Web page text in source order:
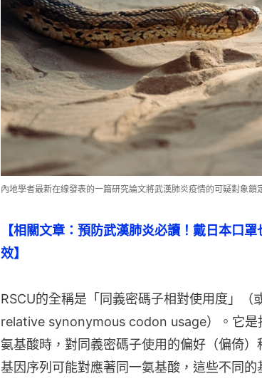
內地學者最新在線發表的一篇研究論文將武漢肺炎疫情的可疑對象鎖
【相關文章：預防武漢肺炎必讀！戴日本口
效】
RSCU的全稱是「同義密碼子相對使用度」（
relative synonymous codon usage）。它是
氨基酸時，對同義密碼子使用的偏好（偏倚
基因序列可能對應著同一氨基酸，這些不同的